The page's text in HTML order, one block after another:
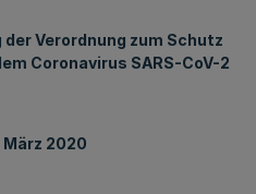
Verordnung zum Schutz
Coronavirus SARS-CoV-2
März 2020